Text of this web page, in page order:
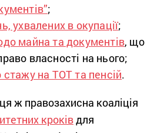
;
ухвалених в окупації;
майна та документів, що
власності на нього;
стажу на ТОТ та пенсій.
ж правозахисна коаліція
кроківдля